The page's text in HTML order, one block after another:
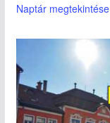
Naptár megtekintése